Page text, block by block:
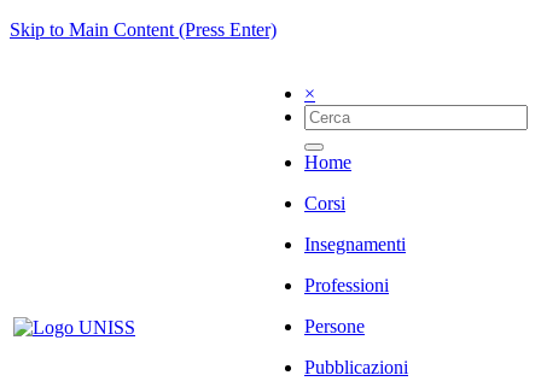
Skip to Main Content (Press Enter)
×
Home
Corsi
Insegnamenti
Professioni
Persone
Pubblicazioni